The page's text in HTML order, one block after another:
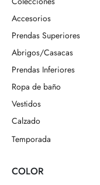
Accesorios
Prendas Superiores
Abrigos/Casacas
Prendas Inferiores
Ropa de baño
Vestidos
Calzado
Temporada
COLOR